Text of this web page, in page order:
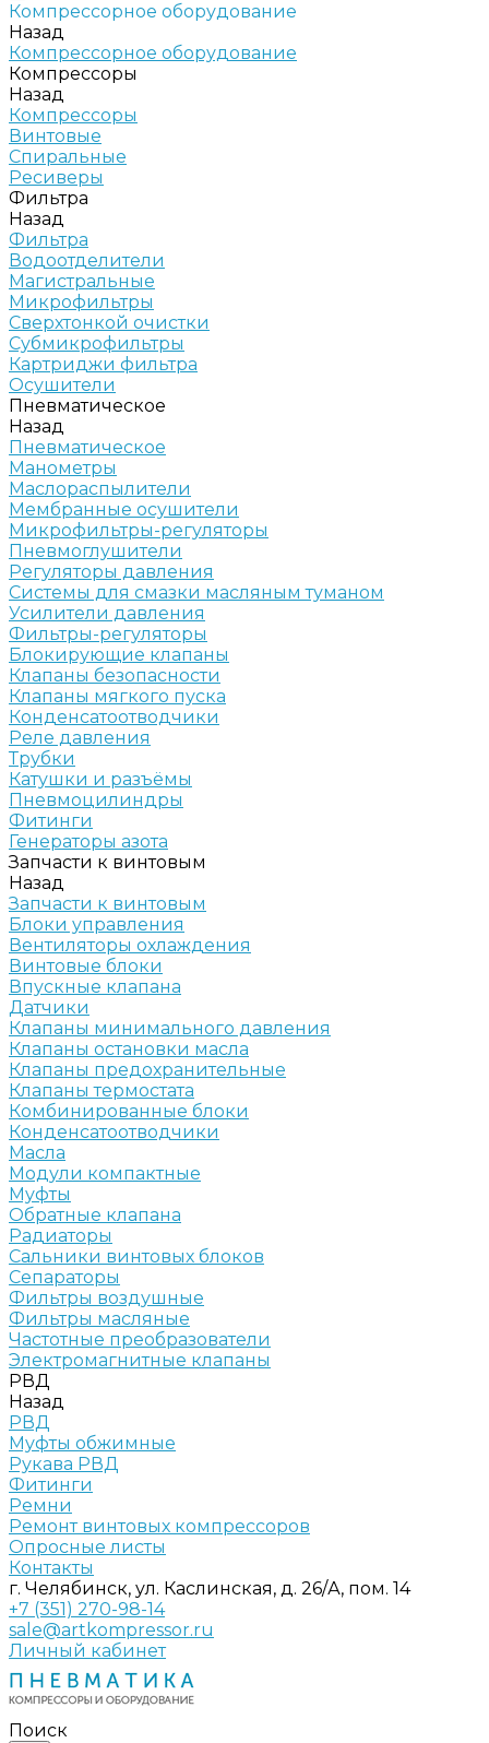
Компрессорное оборудование
Назад
Компрессорное оборудование
Компрессоры
Назад
Компрессоры
Винтовые
Спиральные
Ресиверы
Фильтра
Назад
Фильтра
Водоотделители
Магистральные
Микрофильтры
Сверхтонкой очистки
Субмикрофильтры
Картриджи фильтра
Осушители
Пневматическое
Назад
Пневматическое
Манометры
Маслораспылители
Мембранные осушители
Микрофильтры-регуляторы
Пневмоглушители
Регуляторы давления
Системы для смазки масляным туманом
Усилители давления
Фильтры-регуляторы
Блокирующие клапаны
Клапаны безопасности
Клапаны мягкого пуска
Конденсатоотводчики
Реле давления
Трубки
Катушки и разъёмы
Пневмоцилиндры
Фитинги
Генераторы азота
Запчасти к винтовым
Назад
Запчасти к винтовым
Блоки управления
Вентиляторы охлаждения
Винтовые блоки
Впускные клапана
Датчики
Клапаны минимального давления
Клапаны остановки масла
Клапаны предохранительные
Клапаны термостата
Комбинированные блоки
Конденсатоотводчики
Масла
Модули компактные
Муфты
Обратные клапана
Радиаторы
Сальники винтовых блоков
Сепараторы
Фильтры воздушные
Фильтры масляные
Частотные преобразователи
Электромагнитные клапаны
РВД
Назад
РВД
Муфты обжимные
Рукава РВД
Фитинги
Ремни
Ремонт винтовых компрессоров
Опросные листы
Контакты
г. Челябинск, ул. Каслинская, д. 26/А, пом. 14
+7 (351) 270-98-14
sale@artkompressor.ru
Личный кабинет
Поиск